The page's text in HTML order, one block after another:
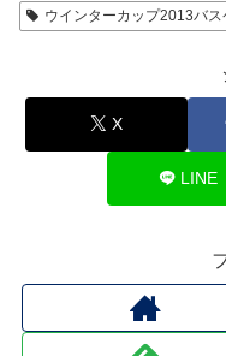
ウインターカップ2013バス
X
LINE